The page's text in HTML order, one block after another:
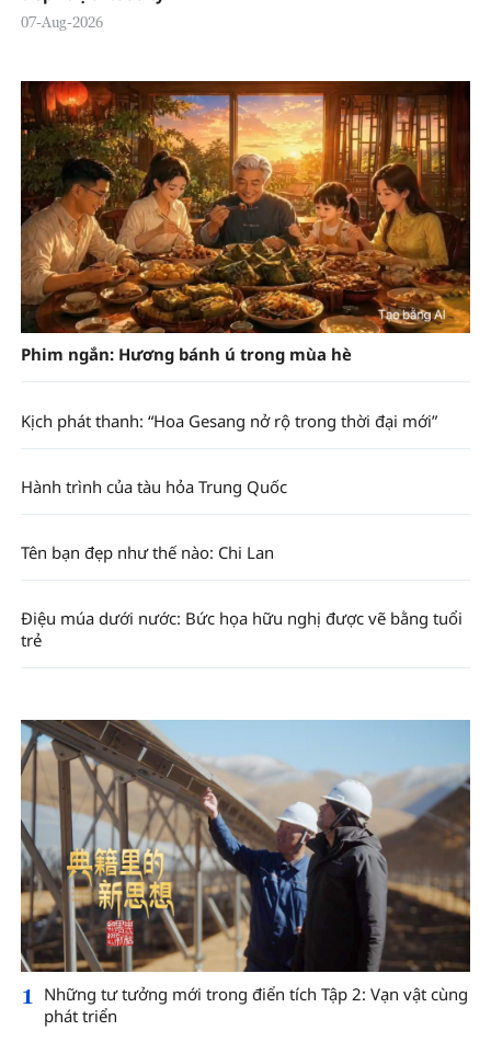
07-Aug-2026
Phim ngắn: Hương bánh ú trong mùa hè
Kịch phát thanh: “Hoa Gesang nở rộ trong thời đại mới”
Hành trình của tàu hỏa Trung Quốc
Tên bạn đẹp như thế nào: Chi Lan
Điệu múa dưới nước: Bức họa hữu nghị được vẽ bằng tuổi
trẻ
1
Những tư tưởng mới trong điển tích Tập 2: Vạn vật cùng
phát triển